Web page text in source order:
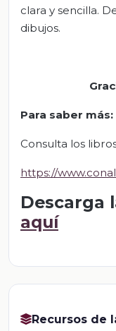
clara y sencilla.
dibujos.
Para saber más:
Consulta los
https://
Descarga
aquí
Recursos de